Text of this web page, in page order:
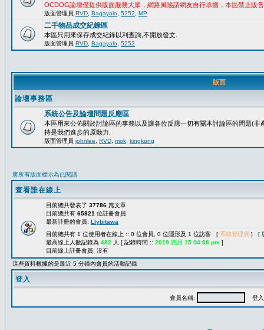
OCDOG論壇僅提供版面服務大眾，網路風險請網友自行承擔，本區禁止販
版面管理員 RVD Bagayalo 5252 MP
二手物品成交紀錄區
本區只用來保存成交紀錄以利查詢,不開放發文.
版面管理員 RVD Bagayalo 5252
版面
論壇事務區
系統公告及論壇問題反應區
本區用來公佈關於討論區的事務以及讓各位反應一切有關本討論區的問題(
持是我們進步的原動力.
版面管理員 johnlee RVD mok kingkong
將所有版面標示為已閱讀
查看誰在線上
目前總共發表了 37786 篇文章
目前總共有 65821 位註冊會員
最新註冊的會員: Llybitawa
目前總共有 1 位使用者在線上 :: 0 位會員, 0 位隱形及 1 位訪客 [ 系統管理員 ] [
最高線上人數記錄為 482 人 [ 記錄時間 :: 2019 四月 15 04:08 pm ]
目前線上註冊會員: 沒有
這些資料根據的是最近 5 分鐘內會員的活動記錄
登入
會員名稱: 登入